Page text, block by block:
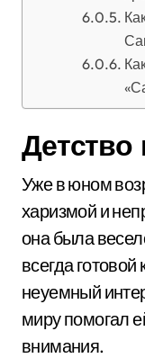
Уже в юном
харизмой и
она была
всегда
неуемный
миру помогал
внимания.